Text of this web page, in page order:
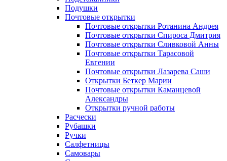
Подушки
Почтовые открытки
Почтовые открытки Ротанина Андрея
Почтовые открытки Спироса Дмитрия
Почтовые открытки Сливковой Анны
Почтовые открытки Тарасовой
Евгении
Почтовые открытки Лазарева Саши
Открытки Беткер Марии
Почтовые открытки Каманцевой
Александры
Открытки ручной работы
Расчески
Рубашки
Ручки
Салфетницы
Самовары